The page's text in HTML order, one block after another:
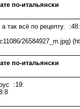
по-итальянски
так всё по рецепту.
26584927_m.jpg)
по-итальянски
:19: